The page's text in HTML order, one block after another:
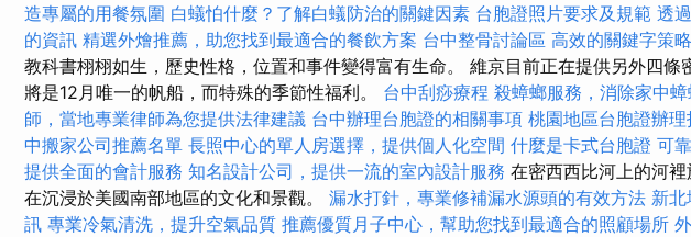
造專屬的用餐氛圍 白蟻怕什麼？了解白蟻防治的關鍵因素 台胞證照片要求及規範 透
的資訊 精選外燴推薦，助您找到最適合的餐飲方案 台中整骨討論區 高效的關鍵字策略
教科書栩栩如生，歷史性格，位置和事件變得富有生命。 維京目前正在提供另外四條
將是12月唯一的帆船，而特殊的季節性福利。 台中刮痧療程 殺蟑螂服務，消除家中
師，當地專業律師為您提供法律建議 台中辦理台胞證的相關事項 桃園地區台胞證辦
中搬家公司推薦名單 長照中心的單人房選擇，提供個人化空間 什麼是卡式台胞證 可
提供全面的會計服務 知名設計公司，提供一流的室內設計服務 在密西西比河上的河
在沉浸於美國南部地區的文化和景觀。 漏水打針，專業修補漏水源頭的有效方法 新
訊 專業冷氣清洗，提升空氣品質 推薦優質月子中心，幫助您找到最適合的照顧場所